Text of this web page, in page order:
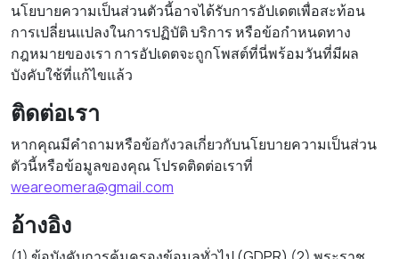
นโยบายความเป็นส่วนตัวนี้อาจได้รับการอัปเดตเพื่อสะท้อน
การเปลี่ยนแปลงในการปฏิบัติ บริการ หรือข้อกำหนดทาง
กฎหมายของเรา การอัปเดตจะถูกโพสต์ที่นี่พร้อมวันที่มีผล
บังคับใช้ที่แก้ไขแล้ว
ติดต่อเรา
หากคุณมีคำถามหรือข้อกังวลเกี่ยวกับนโยบายความเป็นส่วน
ตัวนี้หรือข้อมูลของคุณ โปรดติดต่อเราที่
weareomera@gmail.com
อ้างอิง